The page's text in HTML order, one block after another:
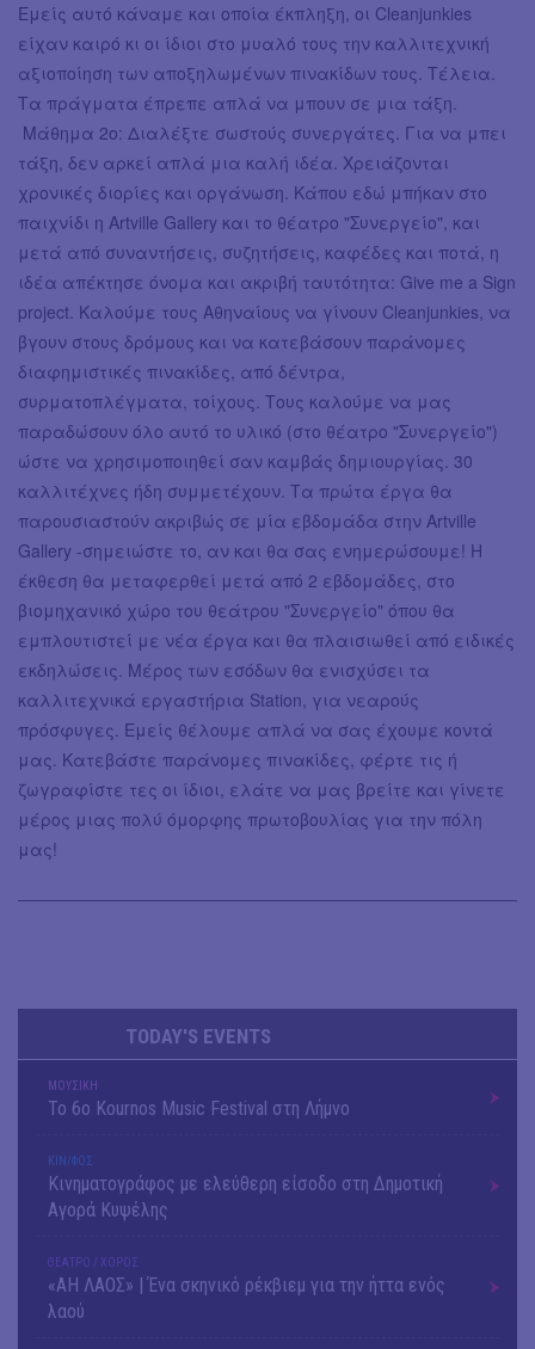
Εμείς αυτό κάναμε και οποία έκπληξη, οι Cleanjunkies
είχαν καιρό κι οι ίδιοι στο μυαλό τους την καλλιτεχνική
αξιοποίηση των αποξηλωμένων πινακίδων τους. Τέλεια.
Τα πράγματα έπρεπε απλά να μπουν σε μια τάξη.
Μάθημα 2ο: Διαλέξτε σωστούς συνεργάτες. Για να μπει
τάξη, δεν αρκεί απλά μια καλή ιδέα. Χρειάζονται
χρονικές διορίες και οργάνωση. Κάπου εδώ μπήκαν στο
παιχνίδι η Artville Gallery και το θέατρο "Συνεργείο", και
μετά από συναντήσεις, συζητήσεις, καφέδες και ποτά, η
ιδέα απέκτησε όνομα και ακριβή ταυτότητα: Give me a Sign
project. Καλούμε τους Αθηναίους να γίνουν Cleanjunkies, να
βγουν στους δρόμους και να κατεβάσουν παράνομες
διαφημιστικές πινακίδες, από δέντρα,
συρματοπλέγματα, τοίχους. Τους καλούμε να μας
παραδώσουν όλο αυτό το υλικό (στο θέατρο "Συνεργείο")
ώστε να χρησιμοποιηθεί σαν καμβάς δημιουργίας. 30
καλλιτέχνες ήδη συμμετέχουν. Τα πρώτα έργα θα
παρουσιαστούν ακριβώς σε μία εβδομάδα στην Artville
Gallery -σημειώστε το, αν και θα σας ενημερώσουμε! Η
έκθεση θα μεταφερθεί μετά από 2 εβδομάδες, στο
βιομηχανικό χώρο του θεάτρου "Συνεργείο" όπου θα
εμπλουτιστεί με νέα έργα και θα πλαισιωθεί από ειδικές
εκδηλώσεις. Μέρος των εσόδων θα ενισχύσει τα
καλλιτεχνικά εργαστήρια Station, για νεαρούς
πρόσφυγες. Εμείς θέλουμε απλά να σας έχουμε κοντά
μας. Κατεβάστε παράνομες πινακίδες, φέρτε τις ή
ζωγραφίστε τες οι ίδιοι, ελάτε να μας βρείτε και γίνετε
μέρος μιας πολύ όμορφης πρωτοβουλίας για την πόλη
μας!
TODAY'S EVENTS
ΜΟΥΣΙΚΗ
Το 6ο Kournos Music Festival στη Λήμνο
ΚΙΝ/ΦΟΣ
Κινηματογράφος με ελεύθερη είσοδο στη Δημοτική
Αγορά Κυψέλης
ΘΕΑΤΡΟ / ΧΟΡΟΣ
«ΑΗ ΛΑΟΣ» | Ένα σκηνικό ρέκβιεμ για την ήττα ενός
λαού